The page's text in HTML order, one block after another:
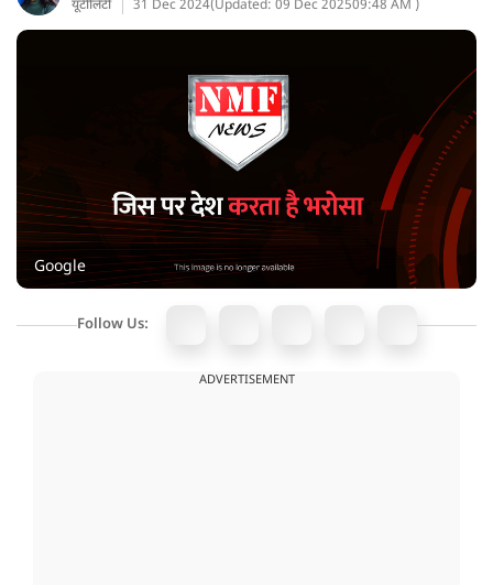
यूटीलिटी 31 Dec 2024(Updated: 09 Dec 202509:48 AM )
Google
Follow Us:
ADVERTISEMENT